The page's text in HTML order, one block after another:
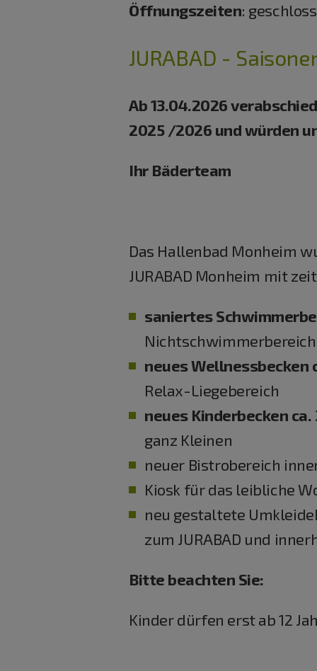
Öffnungszeiten:
JURABAD -
Ab 13.04.2026
2025 /2026 und würden
Ihr Bäderteam
Das Hallenbad Monheim
JURABAD Monheim mit
saniertes
Nichtschwimmerbereich
neues Wellnessbecken
Relax-Liegebereich
neues Kinderbecken ca.
ganz Kleinen
neuer Bistrobereich
Kiosk für das leibliche
neu gestaltete
zum JURABAD und
Bitte beachten Sie:
Kinder dürfen erst ab 12